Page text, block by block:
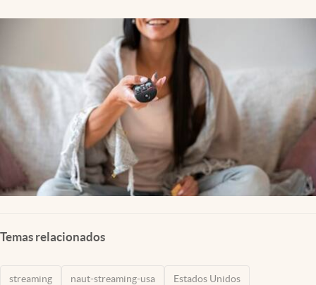
Temas relacionados
streaming naut-streaming-usa Estados Unidos